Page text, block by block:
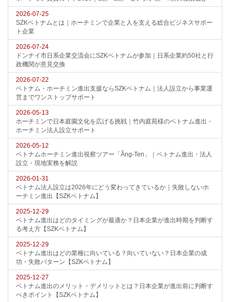
2026-07-25
SZKベトナムとは｜ホーチミンで企業と人を支える総合ビジネスサポー
ト企業
2026-07-24
ドンナイ市日系企業交流会にSZKベトナムが参加｜日系企業約50社と行
政機関が意見交換
2026-07-22
ベトナム・ホーチミン進出支援ならSZKベトナム｜法人設立から事業運
営までワンストップサポート
2026-05-13
ホーチミンで日本庭園文化を広げる挑戦｜竹内庭苑様のベトナム進出・
ホーチミン法人設立サポート
2026-05-12
ベトナムホーチミン進出視察ツアー「Ăng-Ten」｜ベトナム進出・法人
設立・現地実務を解説
2026-01-31
ベトナム法人設立は2026年にどう変わってきているか｜失敗しないホ
ーチミン進出【SZKベトナム】
2025-12-29
ベトナム進出はどのタイミングが最適か？日本企業が進出時期を判断す
る考え方【SZKベトナム】
2025-12-29
ベトナム進出はどの業種に向いている？向いていない？日本企業の成
功・失敗パターン【SZKベトナム】
2025-12-27
ベトナム進出のメリット・デメリットとは？日本企業が進出前に判断す
べきポイント【SZKベトナム】